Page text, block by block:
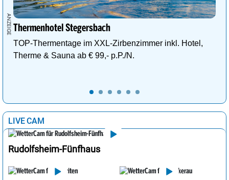
Thermenhotel Stegersbach
TOP-Thermentage im XXL-Zirbenzimmer inkl. Hotel,
Therme & Sauna ab € 99,- p.P./N.
LIVE CAM
Rudolfsheim-Fünfhaus